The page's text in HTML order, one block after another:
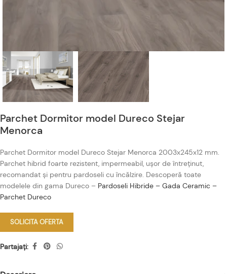
Parchet Dormitor model Dureco Stejar
Menorca
Parchet Dormitor model Dureco Stejar Menorca 2003x245x12 mm.
Parchet hibrid foarte rezistent, impermeabil, ușor de întreținut,
recomandat și pentru pardoseli cu încălzire. Descoperă toate
modelele din gama Dureco – Pardoseli Hibride – Gada Ceramic –
Parchet Dureco
SOLICITA OFERTA
Partajați: